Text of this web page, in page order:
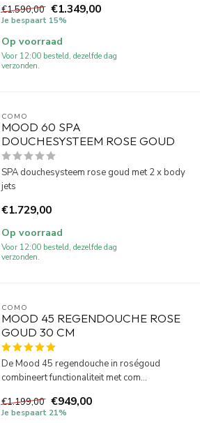
€1.590,00 €1.349,00
Je bespaart 15%
Op voorraad
Voor 12:00 besteld, dezelfde dag
verzonden.
COMO
MOOD 60 SPA
DOUCHESYSTEEM ROSE GOUD
SPA douchesysteem rose goud met 2 x body
jets
€1.729,00
Op voorraad
Voor 12:00 besteld, dezelfde dag
verzonden.
COMO
MOOD 45 REGENDOUCHE ROSE
GOUD 30 CM
De Mood 45 regendouche in roségoud
combineert functionaliteit met com...
€1.199,00 €949,00
Je bespaart 21%